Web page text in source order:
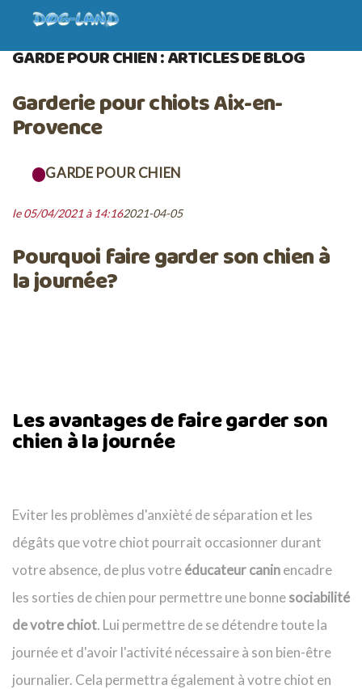
ACCUEIL BLOG
GARDE POUR CHIEN : ARTICLES DE BLOG
Garderie pour chiots Aix-en-
Provence
GARDE POUR CHIEN
le 05/04/2021 à 14:162021-04-05
Pourquoi faire garder son chien à
la journée?
Les avantages de faire garder son
chien à la journée
Eviter les problèmes d'anxièté de séparation et les
dégâts que votre chiot pourrait occasionner durant
votre absence, de plus votreéducateur caninencadre
les sorties de chien pour permettre une bonnesociabilité
de votre chiot. Lui permettre de se détendre toute la
journée et d'avoir l'activité nécessaire à son bien-être
journalier. Cela permettra également à votre chiot en